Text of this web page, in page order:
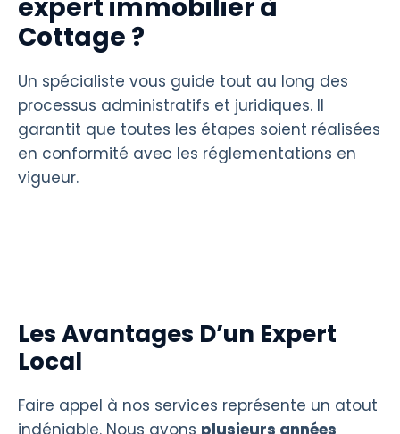
expert immobilier à
Cottage ?
Un spécialiste vous guide tout au long des
processus administratifs et juridiques. Il
garantit que toutes les étapes soient réalisées
en conformité avec les réglementations en
vigueur.
Les Avantages D’un Expert
Local
Faire appel à nos services représente un atout
indéniable. Nous avons plusieurs années